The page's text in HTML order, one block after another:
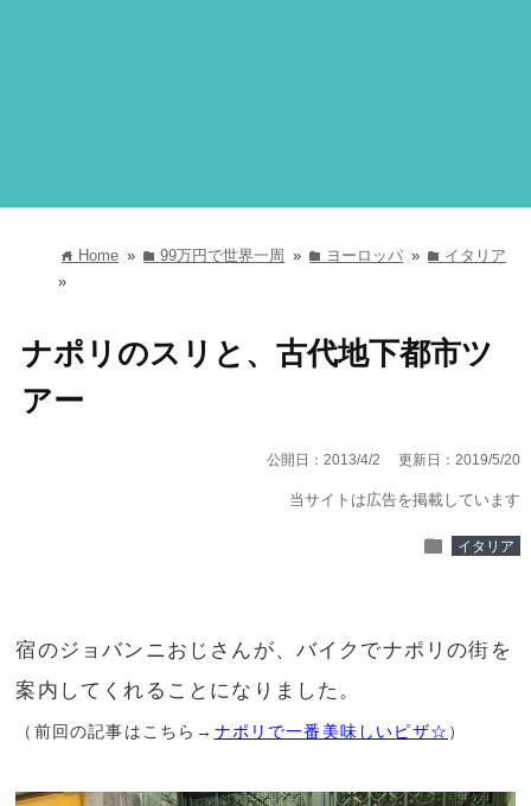
home Home » folder99万円で世界一周 » folder ヨーロッパ » folder イタリア
»
ナポリのスリと、古代地下都市ツ
アー
公開日：2013/4/2 更新日：2019/5/20
当サイトは広告を掲載しています
folder イタリア
宿のジョバンニおじさんが、バイクでナポリの街を
案内してくれることになりました。
（前回の記事はこちら→ ナポリで一番美味しいピザ☆ ）